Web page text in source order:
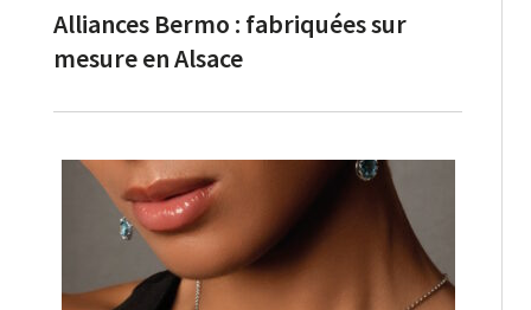
Alliances Bermo : fabriquées sur
mesure en Alsace